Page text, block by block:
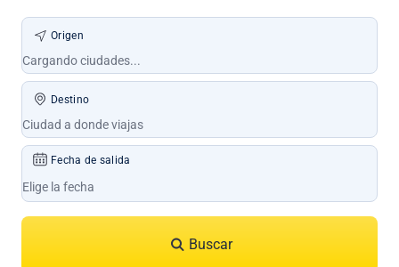
Origen
Destino
Fecha de salida
Buscar